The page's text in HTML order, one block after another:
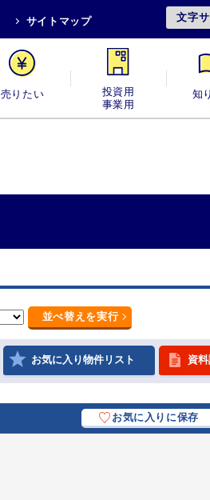
サイトマップ 文字
売りたい 投資用・事業用 知
並べ替え を実行
お気に入り物件リスト 資
お気に入りに保存